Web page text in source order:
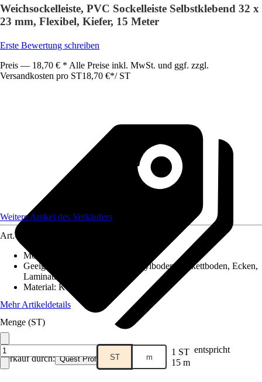
Weichsockelleiste, PVC Sockelleiste Selbstklebend 32 x
23 mm, Flexibel, Kiefer, 15 Meter
Erste Bewertung schreiben
Preis — 18,70 € * Alle Preise inkl. MwSt. und ggf. zzgl.
Versandkosten pro ST18,70 €*/ ST
Verkauf durch: Quest Profile
Weitere Artikel des Verkäufers
Art.-Nr.
Montageart
Geeignet für
Fliesen, PVC / Vinylboden, Parkettboden, Ecken,
Laminatboden
Material: Kunststoff
Mehr Artikeldetails
Menge (ST)
ST m 1 ST entspricht
15 m